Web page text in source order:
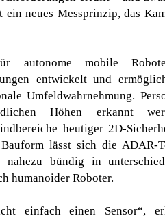
neues Messprinzip, das
autonome mobile
entwickelt und
Umfeldwahrnehmung.
Höhen erkannt
heutiger 2D-
lässt sich die ADAR-
bündig in
humanoider Roboter.
einfach einen Sensor“,